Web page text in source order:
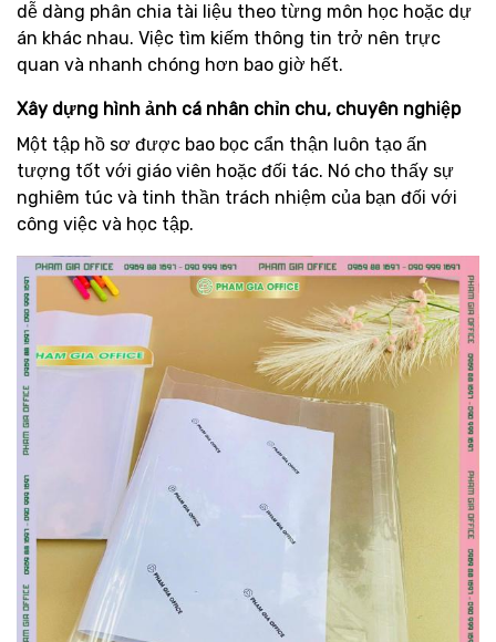
dễ dàng phân chia tài liệu theo từng môn học hoặc dự
án khác nhau. Việc tìm kiếm thông tin trở nên trực
quan và nhanh chóng hơn bao giờ hết.
Xây dựng hình ảnh cá nhân chỉn chu, chuyên nghiệp
Một tập hồ sơ được bao bọc cẩn thận luôn tạo ấn
tượng tốt với giáo viên hoặc đối tác. Nó cho thấy sự
nghiêm túc và tinh thần trách nhiệm của bạn đối với
công việc và học tập.